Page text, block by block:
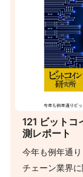
121 ビット
測レポート
今年も例年通
チェーン業界